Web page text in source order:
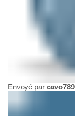
Envoyé par cavo789